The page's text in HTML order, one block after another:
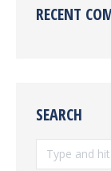
RECENT
SEARCH
Search: